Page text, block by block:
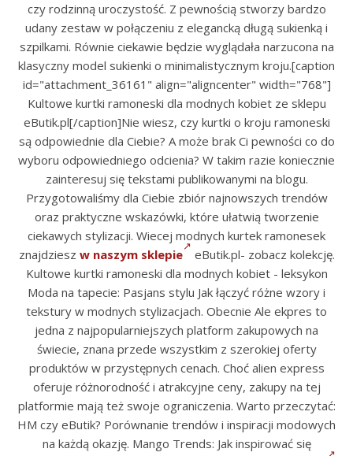
czy rodzinną uroczystość. Z pewnością stworzy bardzo
udany zestaw w połączeniu z elegancką długą sukienką i
szpilkami. Równie ciekawie będzie wyglądała narzucona na
klasyczny model sukienki o minimalistycznym kroju.[caption
id="attachment_36161" align="aligncenter" width="768"]
Kultowe kurtki ramoneski dla modnych kobiet ze sklepu
eButik.pl[/caption]Nie wiesz, czy kurtki o kroju ramoneski
są odpowiednie dla Ciebie? A może brak Ci pewności co do
wyboru odpowiedniego odcienia? W takim razie koniecznie
zainteresuj się tekstami publikowanymi na blogu.
Przygotowaliśmy dla Ciebie zbiór najnowszych trendów
oraz praktyczne wskazówki, które ułatwią tworzenie
ciekawych stylizacji. Wiecej modnych kurtek ramonesek
znajdziesz w naszym sklepie
eButik.pl- zobacz kolekcję.
Kultowe kurtki ramoneski dla modnych kobiet - leksykon
Moda na tapecie: Pasjans stylu Jak łączyć różne wzory i
tekstury w modnych stylizacjach. Obecnie Ale ekpres to
jedna z najpopularniejszych platform zakupowych na
świecie, znana przede wszystkim z szerokiej oferty
produktów w przystępnych cenach. Choć alien express
oferuje różnorodność i atrakcyjne ceny, zakupy na tej
platformie mają też swoje ograniczenia. Warto przeczytać:
HM czy eButik? Porównanie trendów i inspiracji modowych
na każdą okazję. Mango Trends: Jak inspirować się